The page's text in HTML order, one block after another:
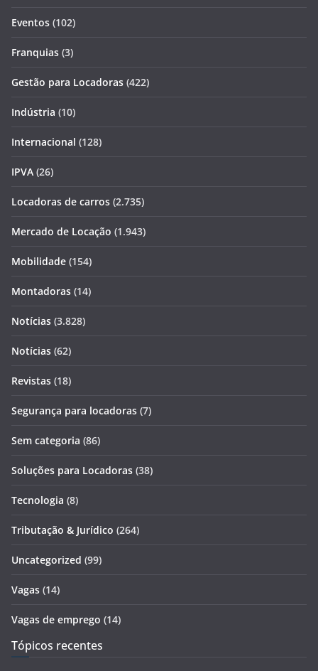
Eventos (102)
Franquias (3)
Gestão para Locadoras (422)
Indústria (10)
Internacional (128)
IPVA (26)
Locadoras de carros (2.735)
Mercado de Locação (1.943)
Mobilidade (154)
Montadoras (14)
Notícias (3.828)
Notícias (62)
Revistas (18)
Segurança para locadoras (7)
Sem categoria (86)
Soluções para Locadoras (38)
Tecnologia (8)
Tributação & Jurídico (264)
Uncategorized (99)
Vagas (14)
Vagas de emprego (14)
Tópicos recentes